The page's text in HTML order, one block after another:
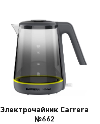
Электрочайник Carrera
№662